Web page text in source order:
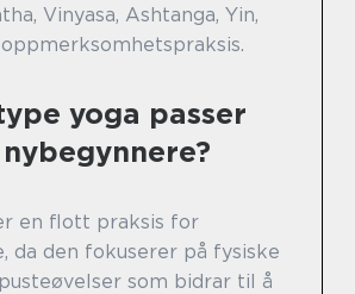
Vinyasa, Ashtanga, Yin,
yoga passer
en flott praksis for
da den fokuserer på fysiske
som bidrar til å